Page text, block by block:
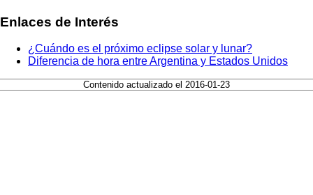
Enlaces de Interés
¿Cuándo es el próximo eclipse solar y lunar?
Diferencia de hora entre Argentina y Estados Unidos
Contenido actualizado el 2016-01-23